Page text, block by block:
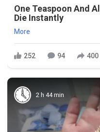
One Teaspoon And
Die Instantly
More
252 94 400
2 h 44 min